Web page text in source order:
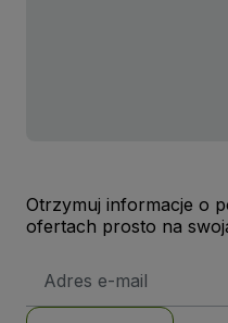
Otrzymuj informacje o
ofertach prosto na
e-